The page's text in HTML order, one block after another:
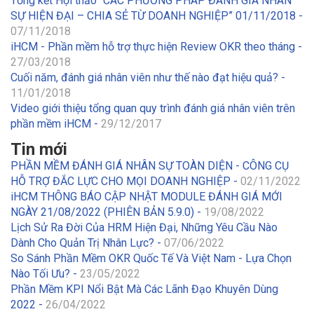
SỰ HIỆN ĐẠI – CHIA SẺ TỪ DOANH NGHIỆP” 01/11/2018 -
07/11/2018
iHCM - Phần mềm hỗ trợ thực hiện Review OKR theo tháng -
27/03/2018
Cuối năm, đánh giá nhân viên như thế nào đạt hiệu quả? -
11/01/2018
Video giới thiệu tổng quan quy trình đánh giá nhân viên trên
phần mềm iHCM - 29/12/2017
Tin mới
PHẦN MỀM ĐÁNH GIÁ NHÂN SỰ TOÀN DIỆN - CÔNG CỤ
HỖ TRỢ ĐẮC LỰC CHO MỌI DOANH NGHIỆP - 02/11/2022
iHCM THÔNG BÁO CẬP NHẬT MODULE ĐÁNH GIÁ MỚI
NGÀY 21/08/2022 (PHIÊN BẢN 5.9.0) - 19/08/2022
Lịch Sử Ra Đời Của HRM Hiện Đại, Những Yêu Cầu Nào
Dành Cho Quản Trị Nhân Lực? - 07/06/2022
So Sánh Phần Mềm OKR Quốc Tế Và Việt Nam - Lựa Chọn
Nào Tối Ưu? - 23/05/2022
Phần Mềm KPI Nổi Bật Mà Các Lãnh Đạo Khuyên Dùng
2022 - 26/04/2022